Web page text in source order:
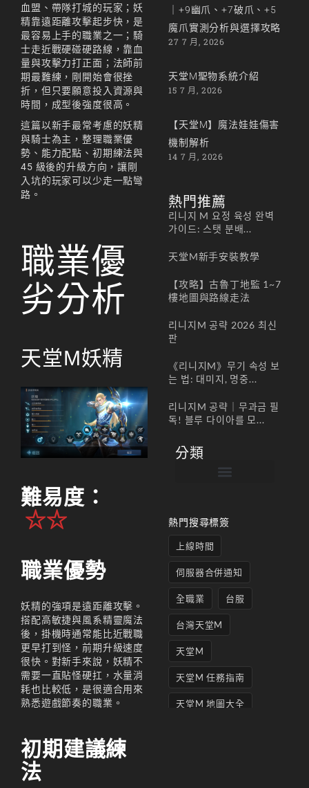
血盟、帶隊打城的玩家；妖
精靠遠距離攻擊起步快，是
最容易上手的職業之一；騎
士走近戰硬碰硬路線，靠血
量與攻擊力打正面；法師前
期最難練，剛開始會很挫
折，但只要願意投入資源與
時間，成型後強度很高。
這篇以新手最常考慮的妖精
與騎士為主，整理職業優
勢、能力配點、初期練法與
45 級後的升級方向，讓剛
入坑的玩家可以少走一點彎
路。
職業優
劣分析
天堂M妖精
難易度：
☆☆
職業優勢
妖精的強項是遠距離攻擊。
搭配高敏捷與風系精靈魔法
後，掛機時通常能比近戰職
更早打到怪，前期升級速度
很快。對新手來說，妖精不
需要一直貼怪硬扛，水量消
耗也比較低，是很適合用來
熟悉遊戲節奏的職業。
初期建議練
法
｜+9幽爪、+7破爪、+5
魔爪實測分析與選擇攻略
27 7 月, 2026
天堂M聖物系統介紹
15 7 月, 2026
【天堂M】魔法娃娃傷害
機制解析
14 7 月, 2026
熱門推薦
리니지 M 요정 육성 완벽
가이드: 스탯 분배...
天堂M新手安裝教學
【攻略】古魯丁地監 1~7
樓地圖與路線走法
리니지M 공략 2026 최신
판
《리니지M》무기 속성 보
는 법: 대미지, 명중...
리니지M 공략｜무과금 필
독! 블루 다이아를 모...
分類
熱門搜尋標簽
上線時間
伺服器合併通知
全職業 台服
台灣天堂M
天堂M
天堂M 任務指南
天堂M 地圖大全